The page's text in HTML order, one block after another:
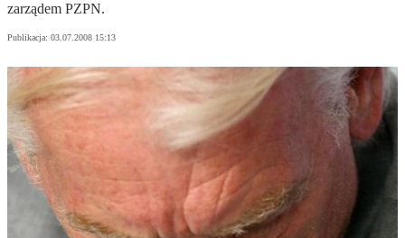
zarządem PZPN.
Publikacja: 03.07.2008 15:13